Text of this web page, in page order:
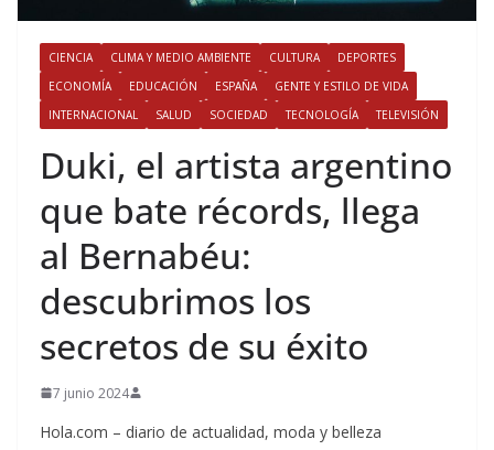
CIENCIA CLIMA Y MEDIO AMBIENTE CULTURA
DEPORTES
ECONOMÍA
EDUCACIÓN ESPAÑA
GENTE Y ESTILO DE VIDA
INTERNACIONAL
SALUD SOCIEDAD TECNOLOGÍA TELEVISIÓN
​Duki, el artista argentino
que bate récords, llega
al Bernabéu:
descubrimos los
secretos de su éxito
7 junio 2024
Hola.com – diario de actualidad, moda y belleza